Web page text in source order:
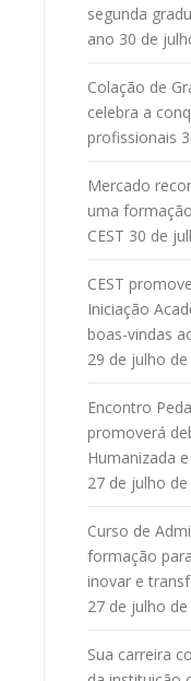
segunda
ano 30 de
Colação de
celebra a
profissionais
Mercado
uma
CEST 30 de
CEST
Iniciação
boas-vindas
29 de julho de
Encontro
promoverá
Humanizada
27 de julho de
Curso de
formação
inovar e
27 de julho de
Sua carreira